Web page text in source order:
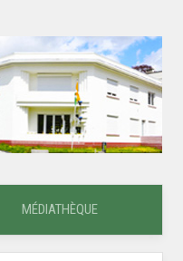
MÉDIATHÈQUE